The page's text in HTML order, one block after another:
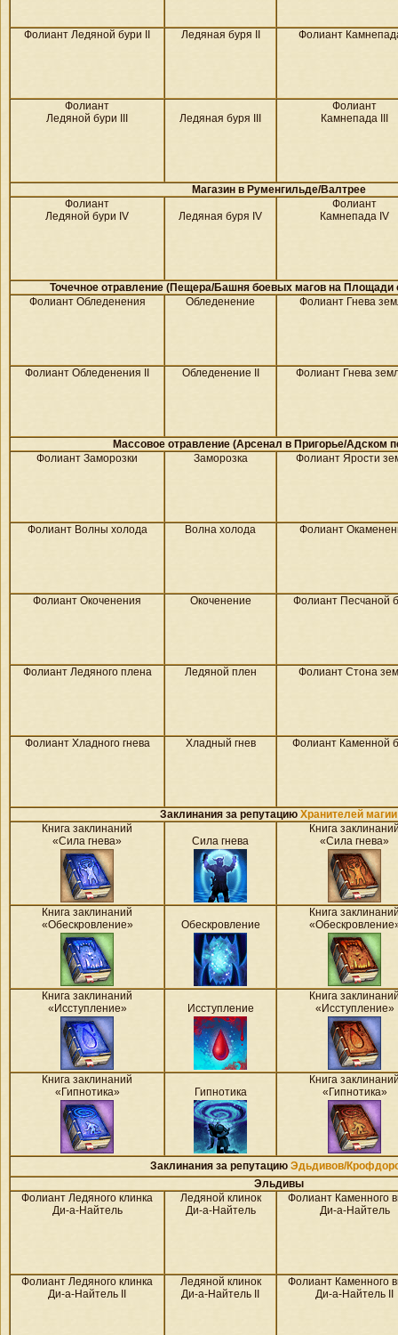
Фолиант Ледяной бури II Ледяная буря II Фолиант
Фолиант
Ледяной бури III
Ледяная буря III
Фолиант
Камнепада III
Магазин в Руменгильде/Валтрее
Фолиант
Ледяной бури IV
Ледяная буря IV
Фолиант
Камнепада IV
Точечное отравление (Пещера/Башня боевых магов на Площади
Фолиант Обледенения
Обледенение Фолиант Гнева
Фолиант Обледенения II Обледенение II Фолиант Гнева
Массовое отравление (Арсенал в Пригорье/Адском
Фолиант Заморозки
Заморозка Фолиант Ярости
Фолиант Волны холода Волна холода Фолиант
Фолиант Окоченения Окоченение Фолиант Песчаной
Фолиант Ледяного плена Ледяной плен Фолиант Стона
Фолиант Хладного гнева Хладный гнев Фолиант Каменной
Заклинания за репутацию Хранителей магии
Книга заклинаний
«Сила гнева»
Сила гнева
Книга
«Сила гнева»
Книга заклинаний
«Обескровление»
Обескровление
Книга
Книга заклинаний
«Исступление»
Исступление
Книга
«Исступление»
Книга заклинаний
«Гипнотика»
Гипнотика
Книга
«Гипнотика»
Заклинания за репутацию Эдьдивов/
Эльдивы
Фолиант Ледяного клинка
Ди-а-Найтель
Ледяной клинок
Ди-а-Найтель
Фолиант Каменного
Ди-а-Найтель
Фолиант Ледяного клинка
Ди-а-Найтель II
Ледяной клинок
Ди-а-Найтель II
Фолиант Каменного
Ди-а-Найтель II